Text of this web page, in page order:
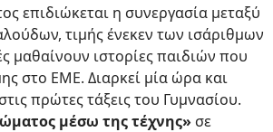
επιδιώκεται η συνεργασία μεταξύ
τιμής ένεκεν των ισάριθμων
ιστορίες παιδιών που
στο ΕΜΕ. Διαρκεί μία ώρα και
πρώτες τάξεις του Γυμνασίου.
μέσω της τέχνης» σε